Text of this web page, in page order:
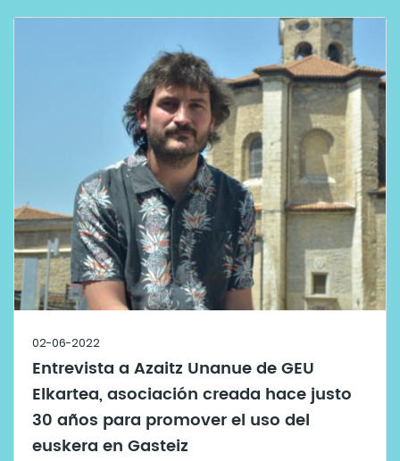
02-06-2022
Entrevista a Azaitz Unanue de GEU
Elkartea, asociación creada hace justo
30 años para promover el uso del
euskera en Gasteiz